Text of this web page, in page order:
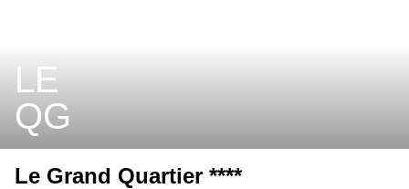
LE
QG
Le Grand Quartier ****